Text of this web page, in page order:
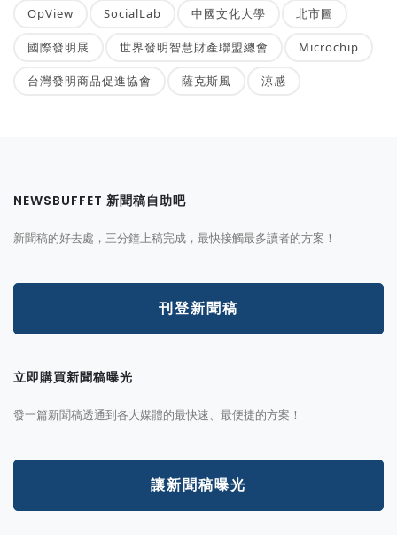
OpView SocialLab 中國文化大學 北市圖
國際發明展 世界發明智慧財產聯盟總會 Microchip
台灣發明商品促進協會 薩克斯風 涼感
NEWSBUFFET 新聞稿自助吧
新聞稿的好去處，三分鐘上稿完成，最快接觸最多讀者的方案！
刊登新聞稿
立即購買新聞稿曝光
發一篇新聞稿透通到各大媒體的最快速、最便捷的方案！
讓新聞稿曝光